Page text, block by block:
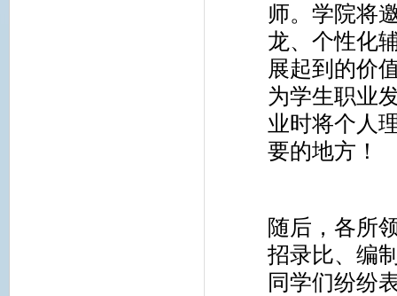
师。学院将
龙、个性化
展起到的价
为学生职业
业时将个人
要的地方！
随后，各所
招录比、编
同学们纷纷